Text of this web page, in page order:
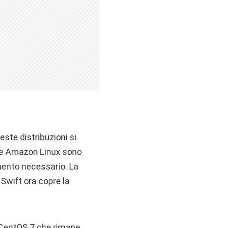
distribuzioni si
Amazon Linux sono
necessario. La
ora copre la